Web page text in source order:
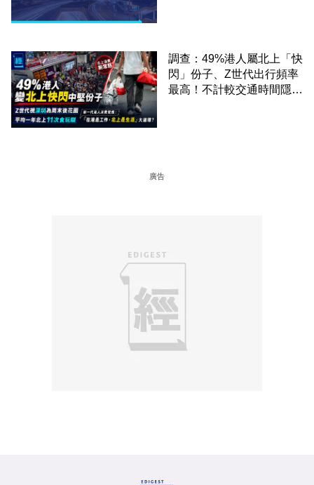
調查：49%港人屬北上「快
閃」份子、Z世代出行頻率
最高！不計較交通時間隱形
廣告